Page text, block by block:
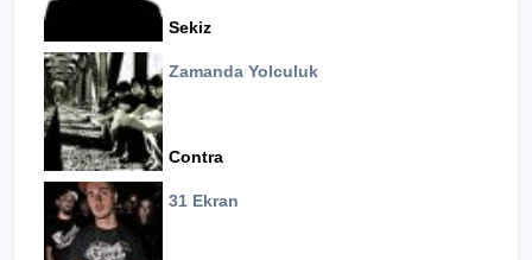
Sekiz
Zamanda Yolculuk
Contra
31 Ekran